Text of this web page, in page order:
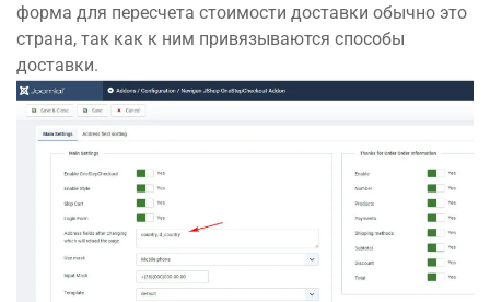
форма для пересчета стоимости доставки обычно это
страна, так как к ним привязываются способы
доставки.